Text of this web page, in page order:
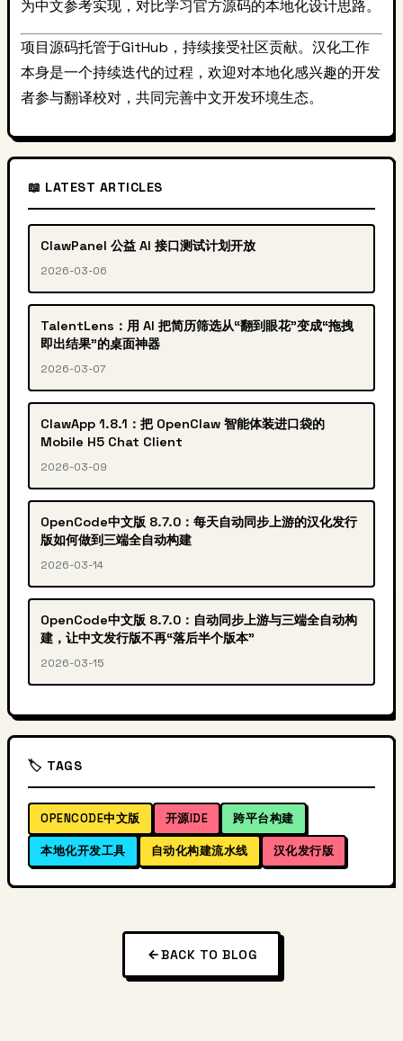
为中文参考实现，对比学习官方源码的本地化设计思路。
项目源码托管于GitHub，持续接受社区贡献。汉化工作
本身是一个持续迭代的过程，欢迎对本地化感兴趣的开发
者参与翻译校对，共同完善中文开发环境生态。
📖 LATEST ARTICLES
ClawPanel 公益 AI 接口测试计划开放
2026-03-06
TalentLens：用 AI 把简历筛选从“翻到眼花”变成“拖拽
即出结果”的桌面神器
2026-03-07
ClawApp 1.8.1：把 OpenClaw 智能体装进口袋的
Mobile H5 Chat Client
2026-03-09
OpenCode中文版 8.7.0：每天自动同步上游的汉化发行
版如何做到三端全自动构建
2026-03-14
OpenCode中文版 8.7.0：自动同步上游与三端全自动构
建，让中文发行版不再“落后半个版本”
2026-03-15
🏷️ TAGS
OPENCODE中文版 开源IDE 跨平台构建
本地化开发工具 自动化构建流水线 汉化发行版
BACK TO BLOG